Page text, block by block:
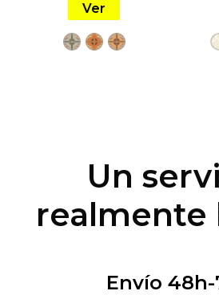
Ver
Un
realmente
Envío 48h-